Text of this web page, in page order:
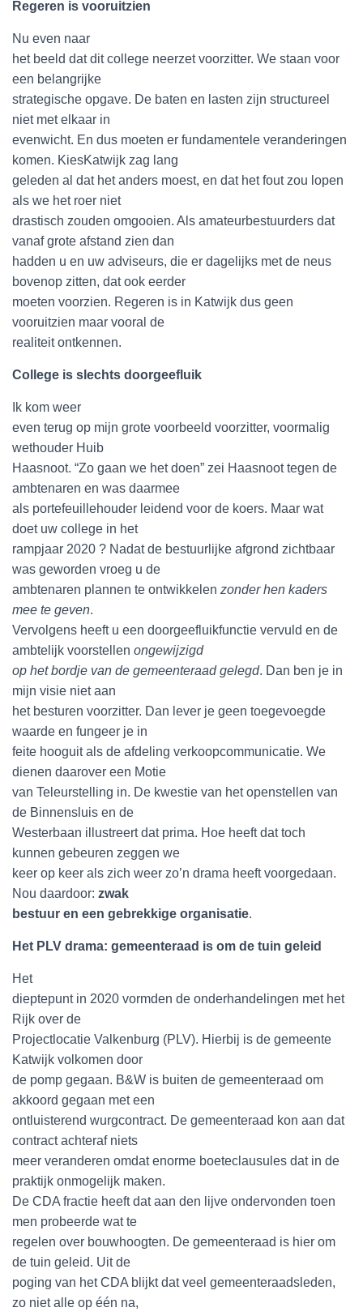
Regeren is vooruitzien
Nu even naar
het beeld dat dit college neerzet voorzitter. We staan voor
een belangrijke
strategische opgave. De baten en lasten zijn structureel
niet met elkaar in
evenwicht. En dus moeten er fundamentele veranderingen
komen. KiesKatwijk zag lang
geleden al dat het anders moest, en dat het fout zou lopen
als we het roer niet
drastisch zouden omgooien. Als amateurbestuurders dat
vanaf grote afstand zien dan
hadden u en uw adviseurs, die er dagelijks met de neus
bovenop zitten, dat ook eerder
moeten voorzien. Regeren is in Katwijk dus geen
vooruitzien maar vooral de
realiteit ontkennen.
College is slechts doorgeefluik
Ik kom weer
even terug op mijn grote voorbeeld voorzitter, voormalig
wethouder Huib
Haasnoot. “Zo gaan we het doen” zei Haasnoot tegen de
ambtenaren en was daarmee
als portefeuillehouder leidend voor de koers. Maar wat
doet uw college in het
rampjaar 2020 ? Nadat de bestuurlijke afgrond zichtbaar
was geworden vroeg u de
ambtenaren plannen te ontwikkelen zonder hen kaders
mee te geven.
Vervolgens heeft u een doorgeefluikfunctie vervuld en de
ambtelijk voorstellen ongewijzigd
op het bordje van de gemeenteraad gelegd. Dan ben je in
mijn visie niet aan
het besturen voorzitter. Dan lever je geen toegevoegde
waarde en fungeer je in
feite hooguit als de afdeling verkoopcommunicatie. We
dienen daarover een Motie
van Teleurstelling in. De kwestie van het openstellen van
de Binnensluis en de
Westerbaan illustreert dat prima. Hoe heeft dat toch
kunnen gebeuren zeggen we
keer op keer als zich weer zo’n drama heeft voorgedaan.
Nou daardoor: zwak
bestuur en een gebrekkige organisatie.
Het PLV drama: gemeenteraad is om de tuin geleid
Het
dieptepunt in 2020 vormden de onderhandelingen met het
Rijk over de
Projectlocatie Valkenburg (PLV). Hierbij is de gemeente
Katwijk volkomen door
de pomp gegaan. B&W is buiten de gemeenteraad om
akkoord gegaan met een
ontluisterend wurgcontract. De gemeenteraad kon aan dat
contract achteraf niets
meer veranderen omdat enorme boeteclausules dat in de
praktijk onmogelijk maken.
De CDA fractie heeft dat aan den lijve ondervonden toen
men probeerde wat te
regelen over bouwhoogten. De gemeenteraad is hier om
de tuin geleid. Uit de
poging van het CDA blijkt dat veel gemeenteraadsleden,
zo niet alle op één na,